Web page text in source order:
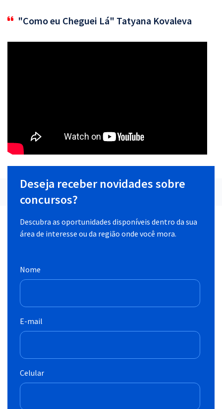
"Como eu Cheguei Lá" Tatyana Kovaleva
Deseja receber novidades sobre
concursos?
Descubra as oportunidades disponíveis dentro da sua
área de interesse ou da região onde você mora.
Nome
E-mail
Celular